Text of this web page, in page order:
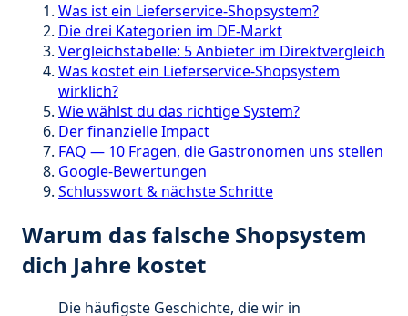
Was ist ein Lieferservice-Shopsystem?
Die drei Kategorien im DE-Markt
Vergleichstabelle: 5 Anbieter im Direktvergleich
Was kostet ein Lieferservice-Shopsystem
wirklich?
Wie wählst du das richtige System?
Der finanzielle Impact
FAQ — 10 Fragen, die Gastronomen uns stellen
Google-Bewertungen
Schlusswort & nächste Schritte
Warum das falsche Shopsystem
dich Jahre kostet
Die häufigste Geschichte, die wir in